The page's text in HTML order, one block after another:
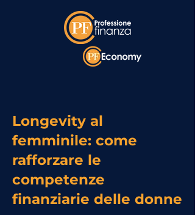
Longevity al
femminile: come
rafforzare le
competenze
finanziarie delle donne